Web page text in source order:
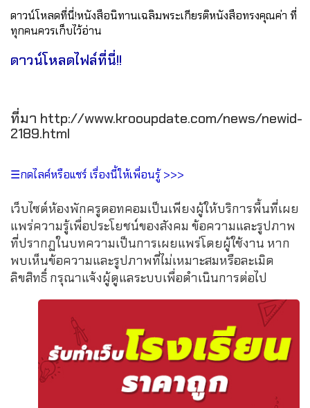
ดาวน์โหลดที่นี่!หนังสือนิทานเฉลิมพระเกียรติหนังสือทรงคุณค่า ที่
ทุกคนควรเก็บไว้อ่าน
ดาวน์โหลดไฟล์ที่นี่!!
ที่มา http://www.krooupdate.com/news/newid-
2189.html
☰กดไลค์หรือแชร์ เรื่องนี้ให้เพื่อนรู้ >>>
เว็บไซต์ห้องพักครูดอทคอมเป็นเพียงผู้ให้บริการพื้นที่เผย
แพร่ความรู้เพื่อประโยชน์ของสังคม ข้อความและรูปภาพ
ที่ปรากฏในบทความเป็นการเผยแพร่โดยผู้ใช้งาน หาก
พบเห็นข้อความและรูปภาพที่ไม่เหมาะสมหรือละเมิด
ลิขสิทธิ์ กรุณาแจ้งผู้ดูแลระบบเพื่อดำเนินการต่อไป